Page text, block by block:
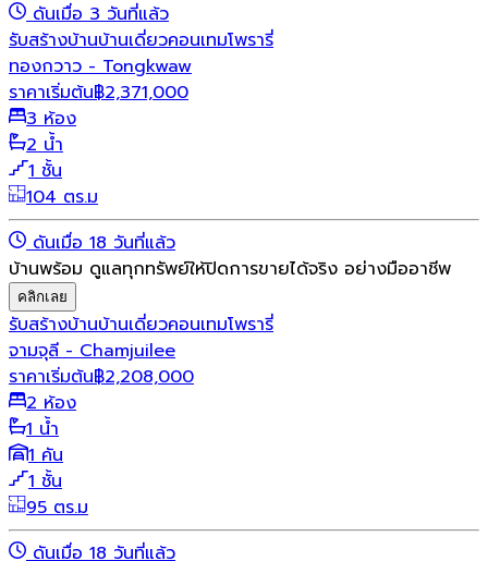
ดันเมื่อ 3 วันที่แล้ว
รับสร้างบ้านบ้านเดี่ยวคอนเทมโพรารี่
ทองกวาว - Tongkwaw
ราคาเริ่มต้น฿2,371,000
3 ห้อง
2 น้ำ
1 ชั้น
104 ตร.ม
ดันเมื่อ 18 วันที่แล้ว
บ้านพร้อม ดูแลทุกทรัพย์ให้ปิดการขายได้จริง อย่างมืออาชีพ
คลิกเลย
รับสร้างบ้านบ้านเดี่ยวคอนเทมโพรารี่
จามจุลี - Chamjuilee
ราคาเริ่มต้น฿2,208,000
2 ห้อง
1 น้ำ
1 คัน
1 ชั้น
95 ตร.ม
ดันเมื่อ 18 วันที่แล้ว